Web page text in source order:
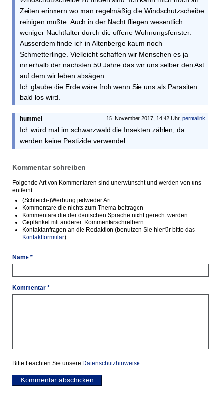
Zeiten erinnern wo man regelmäßig die Windschutzscheibe
reinigen mußte. Auch in der Nacht fliegen wesentlich
weniger Nachtfalter durch die offene Wohnungsfenster.
Ausserdem finde ich in Altenberge kaum noch
Schmetterlinge. Vielleicht schaffen wir Menschen es ja
innerhalb der nächsten 50 Jahre das wir uns selber den Ast
auf dem wir leben absägen.
Ich glaube die Erde wäre froh wenn Sie uns als Parasiten
bald los wird.
15. November 2017, 14:42 Uhr, permalink
hummel
Ich würd mal im schwarzwald die Insekten zählen, da
werden keine Pestizide verwendel.
Kommentar schreiben
Folgende Art von Kommentaren sind unerwünscht und werden von uns
entfernt:
(Schleich-)Werbung jedweder Art
Kommentare die nichts zum Thema beitragen
Kommentare die der deutschen Sprache nicht gerecht werden
Geplänkel mit anderen Kommentarschreibern
Kontaktanfragen an die Redaktion (benutzen Sie hierfür bitte das
Kontaktformular)
Name *
Kommentar *
Bitte beachten Sie unsere Datenschutzhinweise
Kommentar abschicken